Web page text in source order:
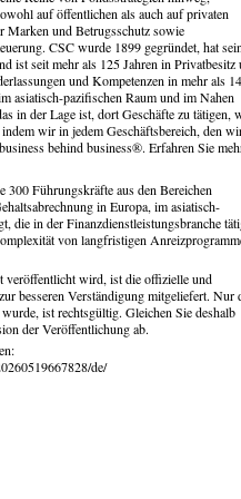
auf öffentlichen als auch auf privaten
Marken und Betrugsschutz sowie
CSC wurde 1899 gegründet, hat
ist seit mehr als 125 Jahren in Privatbesitz
und Kompetenzen in mehr als
asiatisch-pazifischen Raum und im Nahen
in der Lage ist, dort Geschäfte zu tätigen,
wir in jedem Geschäftsbereich, den
behind business®. Erfahren Sie
300 Führungskräfte aus den Bereichen
in Europa, im asiatisch-
die in der Finanzdienstleistungsbranche
von langfristigen
veröffentlicht wird, ist die offizielle und
besseren Verständigung mitgeliefert. Nur
ist rechtsgültig. Gleichen Sie deshalb
der Veröffentlichung ab.
de/